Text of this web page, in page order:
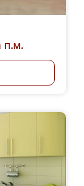
п.м.